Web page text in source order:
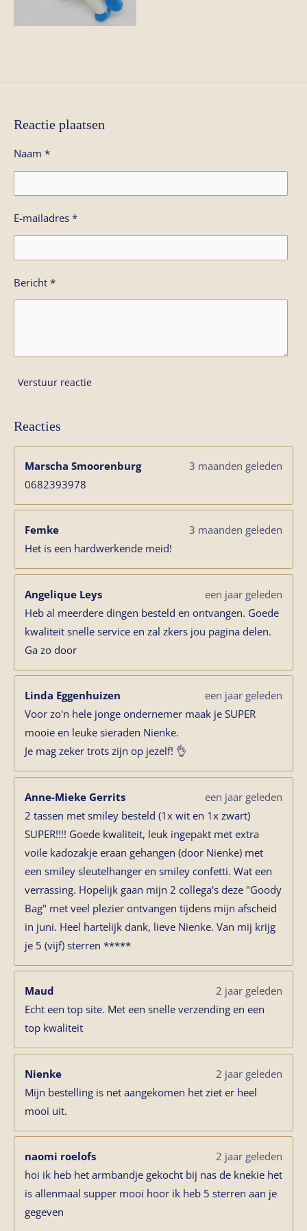
Reactie plaatsen
Naam *
E-mailadres *
Bericht *
Verstuur reactie
Reacties
Marscha Smoorenburg
3 maanden geleden
0682393978
Femke
3 maanden geleden
Het is een hardwerkende meid!
Angelique Leys
een jaar geleden
Heb al meerdere dingen besteld en ontvangen. Goede
kwaliteit snelle service en zal zkers jou pagina delen.
Ga zo door
Linda Eggenhuizen
een jaar geleden
Voor zo'n hele jonge ondernemer maak je SUPER
mooie en leuke sieraden Nienke.
Je mag zeker trots zijn op jezelf! 👌
Anne-Mieke Gerrits
een jaar geleden
2 tassen met smiley besteld (1x wit en 1x zwart)
SUPER!!!! Goede kwaliteit, leuk ingepakt met extra
voile kadozakje eraan gehangen (door Nienke) met
een smiley sleutelhanger en smiley confetti. Wat een
verrassing. Hopelijk gaan mijn 2 collega's deze "Goody
Bag" met veel plezier ontvangen tijdens mijn afscheid
in juni. Heel hartelijk dank, lieve Nienke. Van mij krijg
je 5 (vijf) sterren *****
Maud
2 jaar geleden
Echt een top site. Met een snelle verzending en een
top kwaliteit
Nienke
2 jaar geleden
Mijn bestelling is net aangekomen het ziet er heel
mooi uit.
naomi roelofs
2 jaar geleden
hoi ik heb het armbandje gekocht bij nas de knekie het
is allenmaal supper mooi hoor ik heb 5 sterren aan je
gegeven